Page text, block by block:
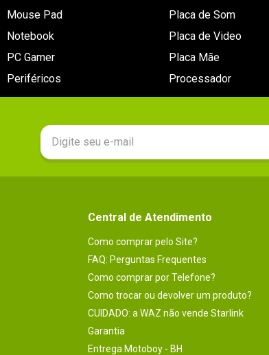
Mouse Pad
Notebook
PC Gamer
Periféricos
Placa de Som
Placa de Video
Placa Mãe
Processador
Central de Atendimento
Como comprar pelo Site?
FAQ: Perguntas Frequentes
Como comprar por Telefone?
Como trocar ou devolver um produto?
CUIDADO: a WAZ não vende Starlink
Garantia
Entrega Motoboy - BH